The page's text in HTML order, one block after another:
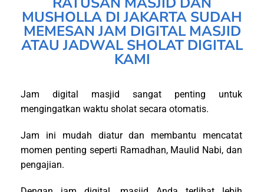
MUSHOLLA DI JAKARTA SUDAH
MEMESAN JAM DIGITAL MASJID
ATAU JADWAL SHOLAT DIGITAL
KAMI
Jam digital masjid sangat penting untuk
mengingatkan waktu sholat secara otomatis.
Jam ini mudah diatur dan membantu mencatat
momen penting seperti Ramadhan, Maulid Nabi, dan
pengajian.